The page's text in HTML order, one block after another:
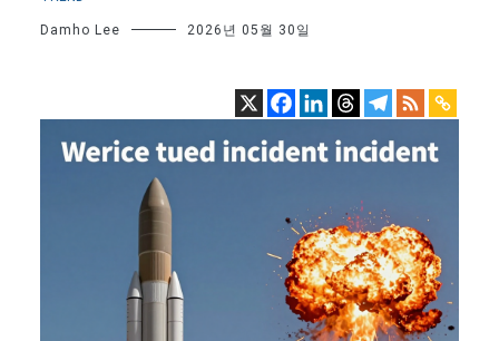
Damho Lee 2026년 05월 30일